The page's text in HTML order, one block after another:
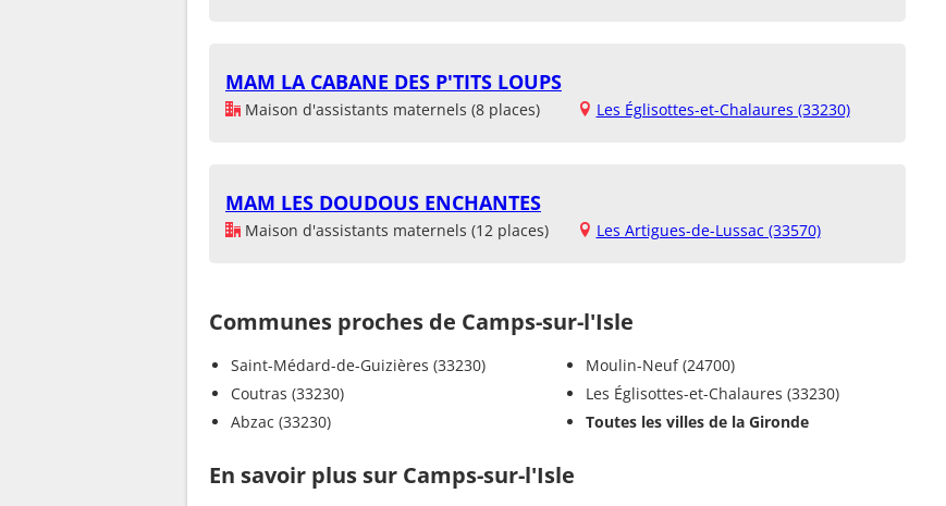
MAM LA CABANE DES P'TITS LOUPS
Maison d'assistants maternels (8 places) Les Églisottes-et-Chalaures (33230)
MAM LES DOUDOUS ENCHANTES
Maison d'assistants maternels (12 places) Les Artigues-de-Lussac (33570)
Communes proches de Camps-sur-l'Isle
Saint-Médard-de-Guizières (33230)
Coutras (33230)
Abzac (33230)
Moulin-Neuf (24700)
Les Églisottes-et-Chalaures (33230)
Toutes les villes de la Gironde
En savoir plus sur Camps-sur-l'Isle